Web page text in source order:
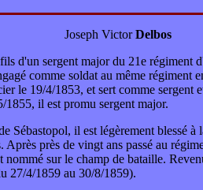
Joseph VictorDelbos
d'un sergent major du 21e régiment
comme soldat au même régiment
le 19/4/1853, et sert comme sergent
il est promu sergent major.
Sébastopol, il est légèrement blessé
Après près de vingt ans passé au
nommé sur le champ de bataille.
27/4/1859 au 30/8/1859).